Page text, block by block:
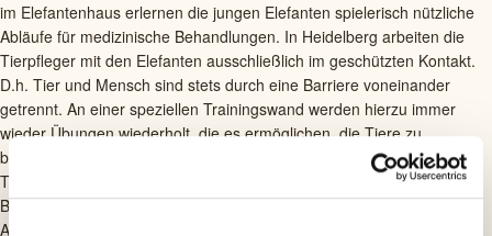
im Elefantenhaus erlernen die jungen Elefanten spielerisch nützliche
Abläufe für medizinische Behandlungen. In Heidelberg arbeiten die
Tierpfleger mit den Elefanten ausschließlich im geschützten Kontakt.
D.h. Tier und Mensch sind stets durch eine Barriere voneinander
getrennt. An einer speziellen Trainingswand werden hierzu immer
wieder Übungen wiederholt, die es ermöglichen, die Tiere zu
behandeln und zu untersuchen ohne, dass der Tierpfleger oder
Tierarzt das Gehege der Elefanten betritt. Medizinisch notwendige
Behandlungen können so für die Tiere stressfrei erfolgen. Wie diese
Ausbildung erfolgt und was die Elefanten konkret erlernen, erklärte